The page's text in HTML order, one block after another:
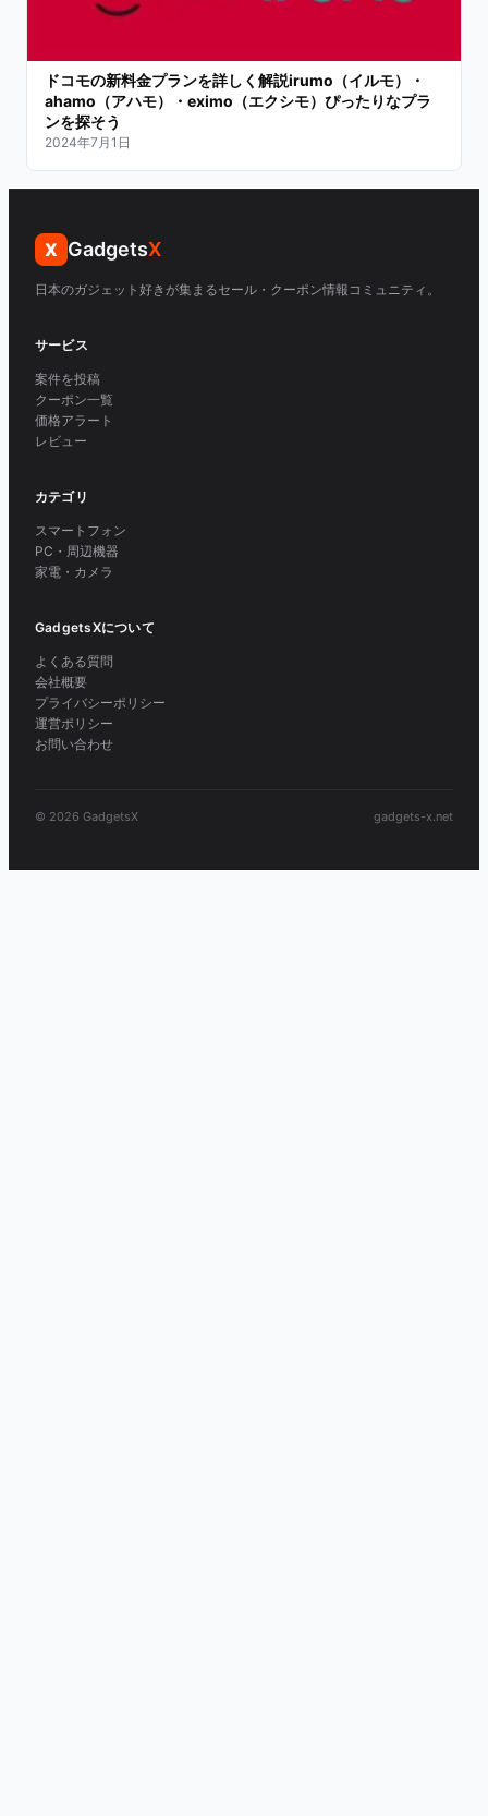
ドコモの新料金プランを詳しく解説irumo（イルモ）・
ahamo（アハモ）・eximo（エクシモ）ぴったりなプラ
ンを探そう
2024年7月1日
X GadgetsX
日本のガジェット好きが集まるセール・クーポン情報コミュニティ。
サービス
案件を投稿
クーポン一覧
価格アラート
レビュー
カテゴリ
スマートフォン
PC・周辺機器
家電・カメラ
GadgetsXについて
よくある質問
会社概要
プライバシーポリシー
運営ポリシー
お問い合わせ
© 2026 GadgetsX gadgets-x.net